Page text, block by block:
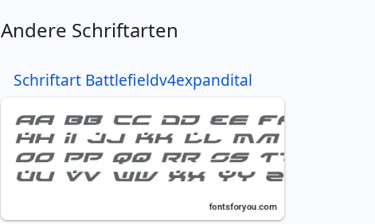
Andere Schriftarten
Schriftart Battlefieldv4expandital